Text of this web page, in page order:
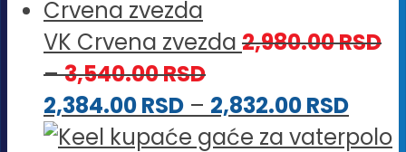
VK Crvena zvezda 2,980.00RSD
–3,540.00RSDRaspon
cena:
od
2,384.00RSD – 2,832.00RSD